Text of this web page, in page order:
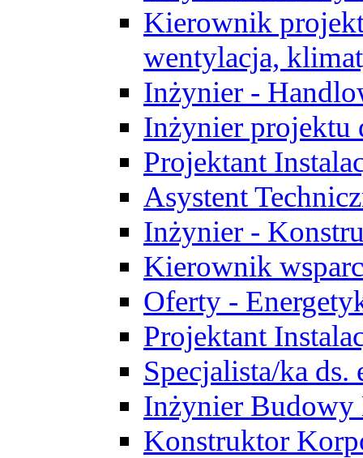
Kierownik
wentylacja,
Inżynier -
Inżynier projektu
Projektant
Asystent
Inżynier -
Kierownik
Oferty -
Projektant
Specjalista/ka
Inżynier
Konstruktor